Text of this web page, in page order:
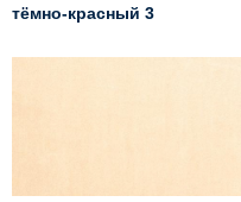
тёмно-красный 3